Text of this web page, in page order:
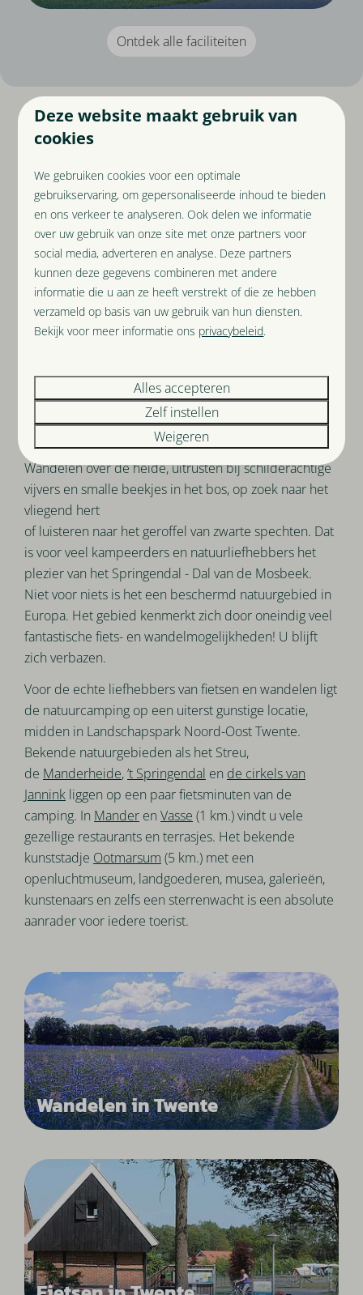
Ontdek alle faciliteiten
fietsen
Ontdek de omgeving van
onze camping
Langzaam welt het water uit de grond op.
Onophoudelijk. Eerst creëert het een grote plas en
stroomt daarna traag naar beneden, waar het in een
stroompjes die samen de Mosbeek vormen.
Aan deze ‘kraantjes’ in de aarde bovenop de stuwwal
vanOotmarsumhebben we het wonderschone
landschap van het Dal van de Mosbeek te danken.
Wandelen over de heide, uitrusten bij schilderachtige
vijvers en smalle beekjes in het bos, op zoek naar het
vliegend hert
of luisteren naar het geroffel van zwarte spechten. Dat
is voor veel kampeerders en natuurliefhebbers het
plezier van het Springendal - Dal van de Mosbeek.
Niet voor niets is het een beschermd natuurgebied in
Europa. Het gebied kenmerkt zich door oneindig veel
fantastische fiets- en wandelmogelijkheden! U blijft
zich verbazen.
Voor de echte liefhebbers van fietsen en wandelen ligt
de natuurcamping op een uiterst gunstige locatie,
midden in Landschapspark Noord-Oost Twente.
Bekende natuurgebieden als het Streu,
de Manderheide,’t Springendal en de cirkels van
Jannink liggen op een paar fietsminuten van de
camping. In Mander enVasse (1 km.) vindt u vele
gezellige restaurants en terrasjes. Het bekende
kunststadje Ootmarsum (5 km.) met een
openluchtmuseum, landgoederen, musea, galerieën,
kunstenaars en zelfs een sterrenwacht is een absolute
aanrader voor iedere toerist.
Wandelen in Twente
Deze website maakt gebruik van
cookies
We gebruiken cookies voor een optimale
gebruikservaring, om gepersonaliseerde inhoud te bieden
en ons verkeer te analyseren. Ook delen we informatie
over uw gebruik van onze site met onze partners voor
social media, adverteren en analyse. Deze partners
kunnen deze gegevens combineren met andere
informatie die u aan ze heeft verstrekt of die ze hebben
verzameld op basis van uw gebruik van hun diensten.
Bekijk voor meer informatie ons privacybeleid.
Alles accepteren
Zelf instellen
Weigeren